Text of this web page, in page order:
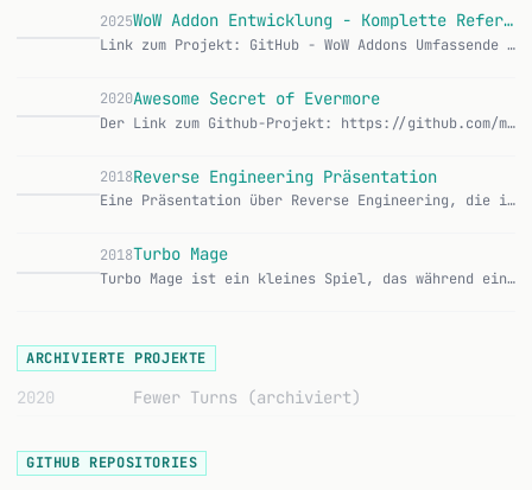
2025 WoW Addon Entwicklung - Komplette Referenz
Link zum Projekt: GitHub - WoW Addons Umfassende deutschsprachige Dokumentation für die World of Warcraft Addon-Entwicklung mit Fokus auf TBC/Classic. Inhaltsve…
2020Awesome Secret of Evermore
Der Link zum Github-Projekt: https://github.com/maluramichael/awesome-secret-of-evermore Diese Awesome Liste ist aus dem Interesse entstanden, alles über das Sp…
2018Reverse Engineering Präsentation
Eine Präsentation über Reverse Engineering, die ich bei Silver Atena gehalten habe. Es ging darum, wie man Binaries analysiert, Datenformate versteht und sich i…
2018Turbo Mage
Turbo Mage ist ein kleines Spiel, das während eines Gamedev Gathering entstanden ist. Man spielt einen Magier, der sich durch Level kämpft. Das Ganze wurde an e…
ARCHIVIERTE PROJEKTE
2020 Fewer Turns (archiviert)
GITHUB REPOSITORIES